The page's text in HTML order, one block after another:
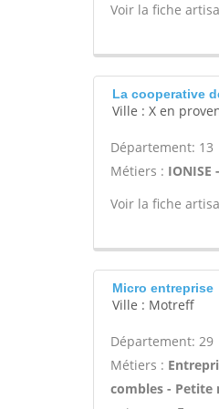
Voir la fiche
La cooperative
Ville : X en
Département: 13
Métiers : IONISE -
Voir la fiche
Micro entreprise
Ville : Motreff
Département: 29
Métiers :
combles - Petite